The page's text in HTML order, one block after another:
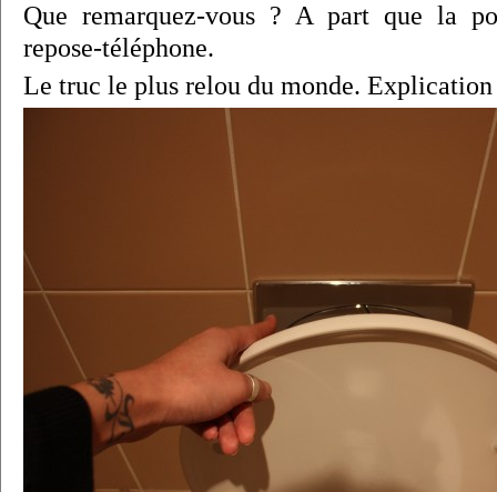
Que remarquez-vous ? A part que la
repose-téléphone.
Le truc le plus relou du monde.